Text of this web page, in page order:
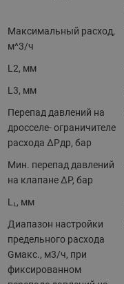
Максимальный расход,
м^3/ч
L2, мм
L3, мм
Перепад давлений на
дросселе- ограничителе
расхода ΔРдр, бар
Мин. перепад давлений
на клапане ΔР, бар
L₁, мм
Диапазон настройки
предельного расхода
Gмакс., м3/ч, при
фиксированном